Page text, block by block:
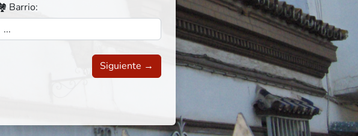
Barrio:
Siguiente →